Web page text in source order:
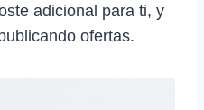
adicional para ti, y
ofertas.